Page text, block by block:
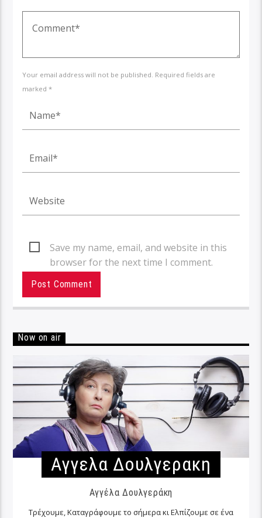
Your email address will not be published. Required fields are
marked *
Save my name, email, and website in this
browser for the next time I comment.
Now on air
Αγγελα Δουλγερακη
Αγγέλα Δουλγεράκη
Τρέχουμε, Καταγράφουμε το σήμερα κι Ελπίζουμε σε ένα